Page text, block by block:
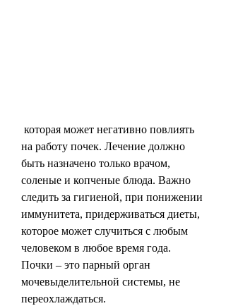
на работу почек. Лечение должно
быть назначено только врачом,
соленые и копченые блюда. Важно
следить за гигиеной, при понижении
иммунитета, придерживаться диеты,
которое может случиться с любым
человеком в любое время года.
Почки – это парный орган
мочевыделительной системы, не
переохлаждаться.